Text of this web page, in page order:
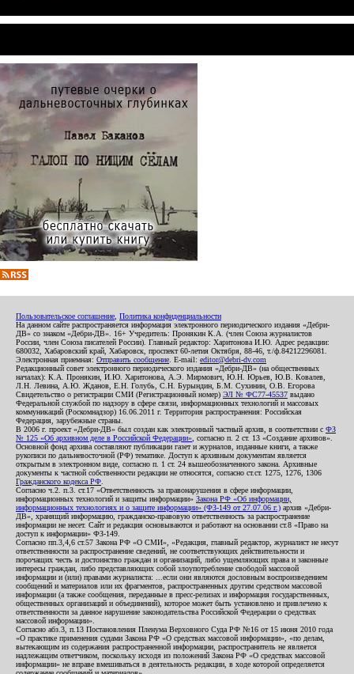
Пользовательское соглашение Политика конфиденциальности
На данном сайте распространяется информация электронного периодического издания «Дебри-
ДВ» со знаком «Дебри-ДВ». 16+ Учредитель: Пронякин К.А. (член Союза журналистов
России, член Союза писателей России). Главный редактор: Харитонова И.Ю. Адрес редакции:
680032, Хабаровский край, Хабаровск, проспект 60-летия Октября, 88-46, т./ф.84212296081.
Электронная приемная: Отправить сообщение . E-mail: editor@debri-dv.com
Редакционный совет электронного периодического издания «Дебри-ДВ» (на общественных
началах): К.А. Пронякин, И.Ю. Харитонова, А.Э. Мирмович, Ю.Н. Юрьев, Ю.В. Ковалев,
Л.Н. Левина, А.Ю. Жданов, Е.Н. Голубь, С.Н. Бурындин, Б.М. Сухинин, О.В. Егорова
Свидетельство о регистрации СМИ (Регистрационный номер) ЭЛ № ФС77-45537 выдано
Федеральной службой по надзору в сфере связи, информационных технологий и массовых
коммуникаций (Роскомнадзор) 16.06.2011 г. Территория распространения: Российская
Федерация, зарубежные страны.
В 2006 г. проект «Дебри-ДВ» был создан как электронный частный архив, в соответствии с ФЗ
№ 125 «Об архивном деле в Российской Федерации» , согласно п. 2 ст. 13 «Создание архивов».
Основной фонд архива составляют публикации газет и журналов, изданные книги, а также
рукописи по дальневосточной (РФ) тематике. Доступ к архивным документам является
открытым в электронном виде, согласно п. 1 ст. 24 вышеобозначенного закона. Архивные
документы к частной собственности редакции не относятся, согласно ст.ст. 1275, 1276, 1306
Гражданского кодекса РФ
Согласно ч.2. п.3. ст.17 «Ответственность за правонарушения в сфере информации,
информационных технологий и защиты информации» Закона РФ «Об информации,
информационных технологиях и о защите информации» (ФЗ-149 от 27.07.06 г.) архив «Дебри-
ДВ», хранящий информацию, гражданско-правовую ответственность за распространение
информации не несет. Сайт и редакция основываются и работают на основании ст.8 «Право на
доступ к информации» ФЗ-149.
Согласно пп.3,4,6 ст.57 Закона РФ «О СМИ», «Редакция, главный редактор, журналист не несут
ответственности за распространение сведений, не соответствующих действительности и
порочащих честь и достоинство граждан и организаций, либо ущемляющих права и законные
интересы граждан, либо представляющих собой злоупотребление свободой массовой
информации и (или) правами журналиста: ...если они являются дословным воспроизведением
сообщений и материалов или их фрагментов, распространенных другим средством массовой
информации (а также сообщения, переданные в пресс-релизах и информация государственных,
общественных организаций и объединений), которое может быть установлено и привлечено к
ответственности за данное нарушение законодательства Российской Федерации о средствах
массовой информации».
Согласно абз.3, п.13 Постановления Пленума Верховного Суда РФ №16 от 15 июня 2010 года
«О практике применения судами Закона РФ «О средствах массовой информации», «по делам,
вытекающим из содержания распространенной информации, распространитель не является
надлежащим ответчиком, поскольку исходя из положений Закона РФ «О средствах массовой
информации» не вправе вмешиваться в деятельность редакции, в ходе которой определяется